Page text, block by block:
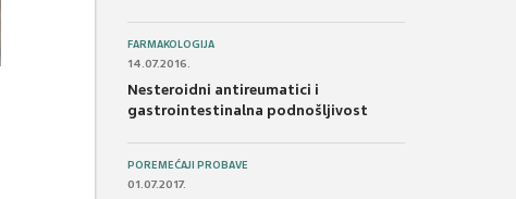
FARMAKOLOGIJA
14.07.2016.
Nesteroidni antireumatici i
gastrointestinalna podnošljivost
POREMEĆAJI PROBAVE
01.07.2017.